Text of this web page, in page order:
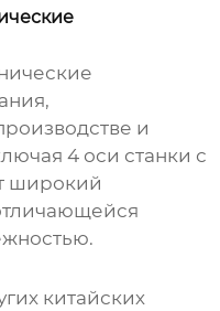
и
4 оси станки с
широкий
китайских